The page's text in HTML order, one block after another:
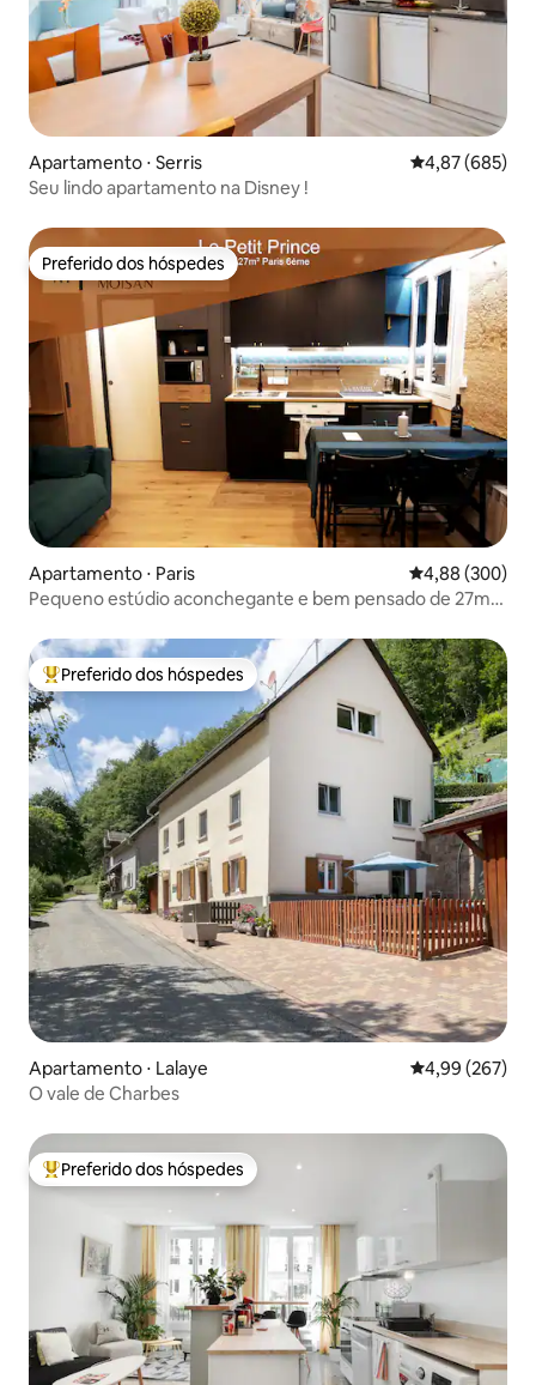
Apartamento ⋅ Serris 4,87 de uma
4,87 (685)
Seu lindo apartamento na Disney !
Preferido dos hóspedes
Preferido dos hóspedes
Apartamento ⋅ Paris 4,88 de uma
4,88 (300)
Pequeno estúdio aconchegante e bem pensado de 27m2
Entre os melhores preferidos dos hóspedes
Preferido dos hóspedes
Apartamento ⋅ Lalaye 4,99 de uma
4,99 (267)
O vale de Charbes
Entre os melhores preferidos dos hóspedes
Preferido dos hóspedes